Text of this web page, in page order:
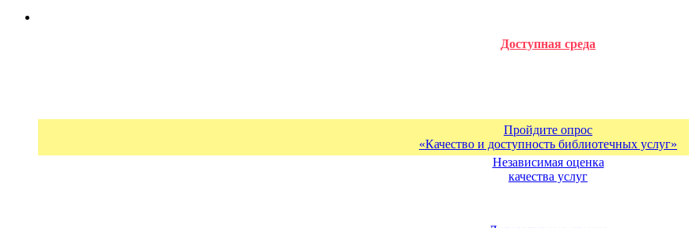
Доступная среда
Пройдите опрос
«Качество и доступность библиотечных услуг»
Независимая оценка
качества услуг